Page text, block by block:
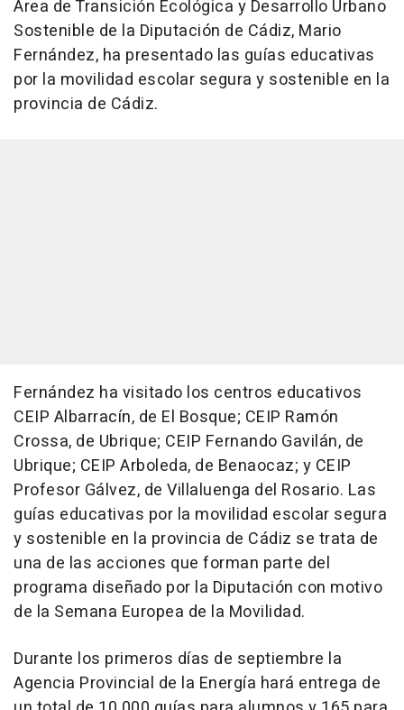
Área de Transición Ecológica y Desarrollo Urbano
Sostenible de la Diputación de Cádiz, Mario
Fernández, ha presentado las guías educativas
por la movilidad escolar segura y sostenible en la
provincia de Cádiz.
Fernández ha visitado los centros educativos
CEIP Albarracín, de El Bosque; CEIP Ramón
Crossa, de Ubrique; CEIP Fernando Gavilán, de
Ubrique; CEIP Arboleda, de Benaocaz; y CEIP
Profesor Gálvez, de Villaluenga del Rosario. Las
guías educativas por la movilidad escolar segura
y sostenible en la provincia de Cádiz se trata de
una de las acciones que forman parte del
programa diseñado por la Diputación con motivo
de la Semana Europea de la Movilidad.
Durante los primeros días de septiembre la
Agencia Provincial de la Energía hará entrega de